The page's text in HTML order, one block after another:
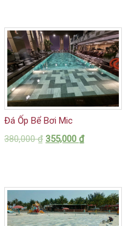
Đá Ốp Bể Bơi Mic
380,000₫ 355,000 ₫